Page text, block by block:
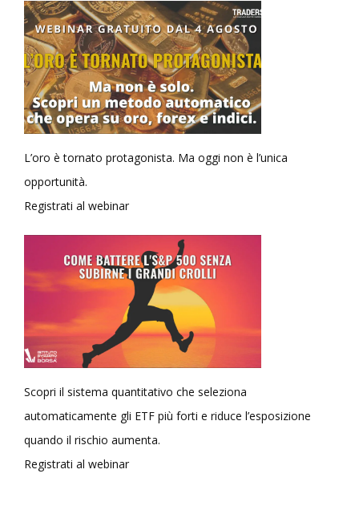
L’oro è tornato protagonista. Ma oggi non è l’unica
opportunità.
Registrati al webinar
Scopri il sistema quantitativo che seleziona
automaticamente gli ETF più forti e riduce l’esposizione
quando il rischio aumenta.
Registrati al webinar